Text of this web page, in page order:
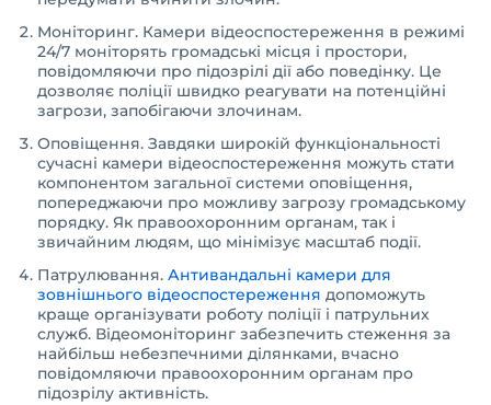
Моніторинг. Камери відеоспостереження в режимі
24/7 моніторять громадські місця і простори,
повідомляючи про підозрілі дії або поведінку. Це
дозволяє поліції швидко реагувати на потенційні
загрози, запобігаючи злочинам.
Оповіщення. Завдяки широкій функціональності
сучасні камери відеоспостереження можуть стати
компонентом загальної системи оповіщення,
попереджаючи про можливу загрозу громадському
порядку. Як правоохоронним органам, так і
звичайним людям, що мінімізує масштаб події.
Патрулювання. Антивандальні камери для
зовнішнього відеоспостереження допоможуть
краще організувати роботу поліції і патрульних
служб. Відеомоніторинг забезпечить стеження за
найбільш небезпечними ділянками, вчасно
повідомляючи правоохоронним органам про
підозрілу активність.